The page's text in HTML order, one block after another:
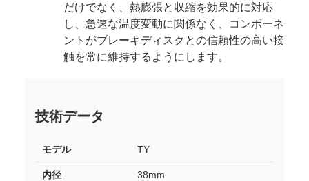
だけでなく、熱膨張と収縮を効果的に対応
し、急速な温度変動に関係なく、コンポーネ
ントがブレーキディスクとの信頼性の高い接
触を常に維持するようにします。
技術データ
モデル TY
内径 38mm